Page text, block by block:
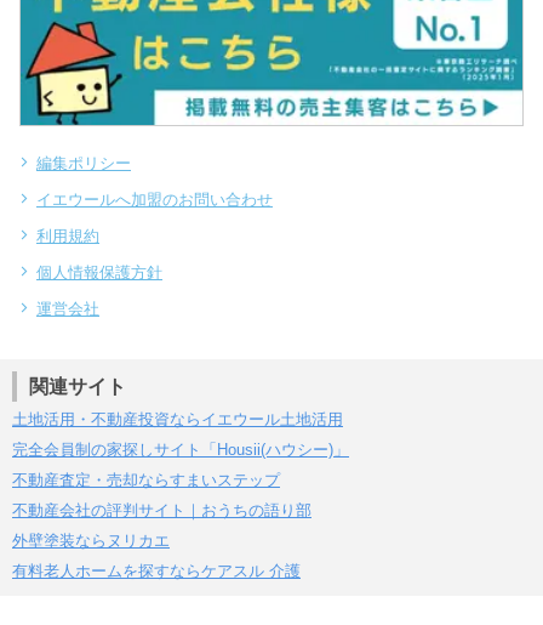
編集ポリシー
イエウールへ加盟のお問い合わせ
利用規約
個人情報保護方針
運営会社
関連サイト
土地活用・不動産投資ならイエウール土地活用
完全会員制の家探しサイト「Housii(ハウシー)」
不動産査定・売却ならすまいステップ
不動産会社の評判サイト｜おうちの語り部
外壁塗装ならヌリカエ
有料老人ホームを探すならケアスル 介護